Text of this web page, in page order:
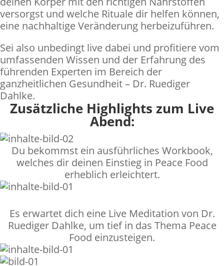
versorgst und welche Rituale dir helfen können,
eine nachhaltige Veränderung herbeizuführen.
Sei also unbedingt live dabei und profitiere vom
umfassenden Wissen und der Erfahrung des
führenden Experten im Bereich der
ganzheitlichen Gesundheit – Dr. Ruediger
Dahlke.
Zusätzliche Highlights zum Live
Abend:
Du bekommst ein ausführliches Workbook,
welches dir deinen Einstieg in Peace Food
erheblich erleichtert.
Es erwartet dich eine Live Meditation von Dr.
Ruediger Dahlke, um tief in das Thema Peace
Food einzusteigen.